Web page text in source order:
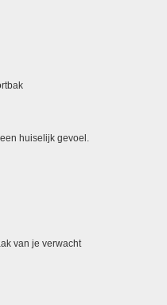
huiselijk gevoel.
van je verwacht